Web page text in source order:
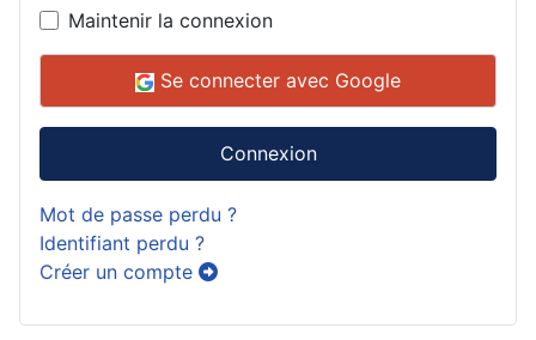
Maintenir la connexion
Se connecter avec Google
Connexion
Mot de passe perdu ?
Identifiant perdu ?
Créer un compte